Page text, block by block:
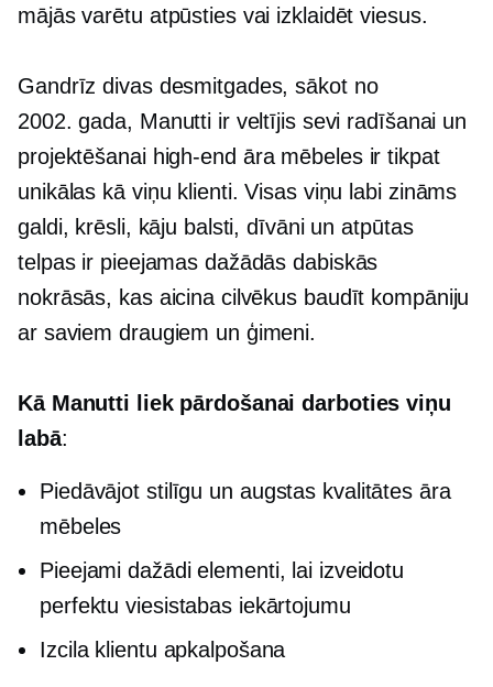
mājās varētu atpūsties vai izklaidēt viesus.
Gandrīz divas desmitgades, sākot no
2002. gada, Manutti ir veltījis sevi radīšanai un
projektēšanai high-end āra mēbeles ir tikpat
unikālas kā viņu klienti. Visas viņu labi zināms
galdi, krēsli, kāju balsti, dīvāni un atpūtas
telpas ir pieejamas dažādās dabiskās
nokrāsās, kas aicina cilvēkus baudīt kompāniju
ar saviem draugiem un ģimeni.
Kā Manutti liek pārdošanai darboties viņu
labā:
Piedāvājot stilīgu un augstas kvalitātes āra
mēbeles
Pieejami dažādi elementi, lai izveidotu
perfektu viesistabas iekārtojumu
Izcila klientu apkalpošana